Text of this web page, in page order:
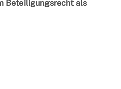
Beteiligungsrecht als